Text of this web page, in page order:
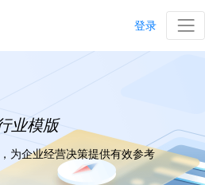
登录
业模版
为企业经营决策提供有效参考